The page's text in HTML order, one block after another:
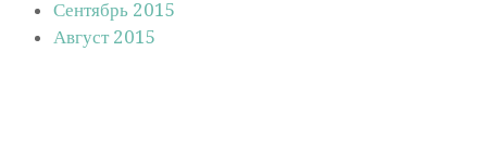
Сентябрь 2015
Август 2015